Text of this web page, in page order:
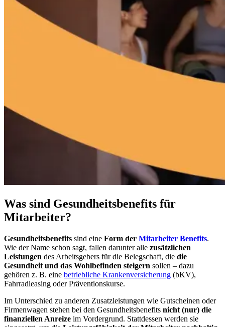
Was sind Gesundheitsbenefits für
Mitarbeiter?
Gesundheitsbenefits sind eine Form der Mitarbeiter Benefits.
Wie der Name schon sagt, fallen darunter alle zusätzlichen
Leistungen des Arbeitsgebers für die Belegschaft, die die
Gesundheit und das Wohlbefinden steigern sollen – dazu
gehören z. B. eine betriebliche Krankenversicherung (bKV),
Fahrradleasing oder Präventionskurse.
Im Unterschied zu anderen Zusatzleistungen wie Gutscheinen oder
Firmenwagen stehen bei den Gesundheitsbenefits nicht (nur) die
finanziellen Anreize im Vordergrund. Stattdessen werden sie